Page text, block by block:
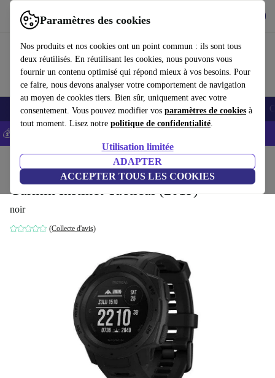
Paramètres des cookies
Nos produits et nos cookies ont un point commun : ils sont tous
deux réutilisés. En réutilisant les cookies, nous pouvons vous
fournir un contenu optimisé qui répond mieux à vos besoins. Pour
ce faire, nous devons analyser votre comportement de navigation
au moyen de cookies tiers. Bien sûr, uniquement avec votre
consentement. Vous pouvez modifier vos paramètres de cookies à
tout moment. Lisez notre politique de confidentialité.
Utilisation limitée
ADAPTER
ACCEPTER TOUS LES COOKIES
Utilisez refurbed rapidement et facilement
Smartphones Laptops Tablettes Montres connectées Accessoires
💰-5% EXTRA sur les iPhones – Code: IPHONEDEAL -
Montres connectées
Garmin Instinct Tactical (2019)
noir
(Collecte d'avis)